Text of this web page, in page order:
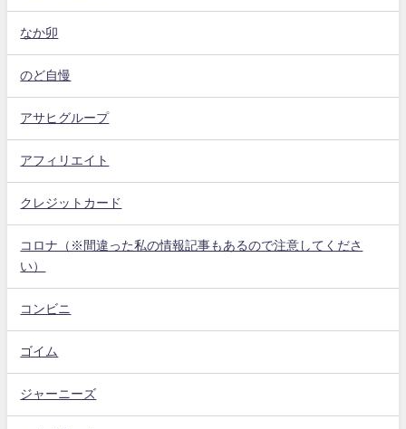
なか卯
のど自慢
アサヒグループ
アフィリエイト
クレジットカード
コロナ（※間違った私の情報記事もあるので注意してくださ
い）
コンビニ
ゴイム
ジャーニーズ